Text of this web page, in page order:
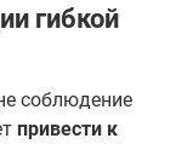
гибкой
соблюдение
привести к